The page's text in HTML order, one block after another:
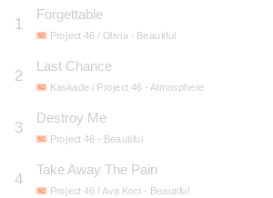
1
Forgettable
Project 46 / Olivia - Beautiful
2
Last Chance
Kaskade / Project 46 - Atmosphere
3
Destroy Me
Project 46 - Beautiful
4
Take Away The Pain
Project 46 / Ava Koci - Beautiful